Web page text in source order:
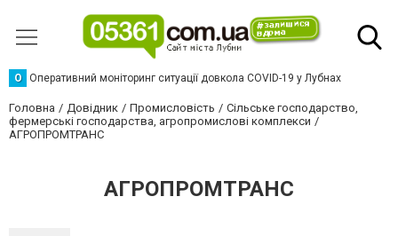
О Оперативний моніторинг ситуації довкола COVID-19 у Лубнах
Головна Довідник Промисловість
Сільське господарство,
фермерські господарства, агропромислові комплекси
АГРОПРОМТРАНС
АГРОПРОМТРАНС